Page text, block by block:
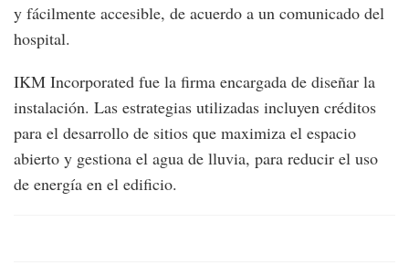
y fácilmente accesible, de acuerdo a un comunicado del
hospital.
IKM Incorporated fue la firma encargada de diseñar la
instalación. Las estrategias utilizadas incluyen créditos
para el desarrollo de sitios que maximiza el espacio
abierto y gestiona el agua de lluvia, para reducir el uso
de energía en el edificio.